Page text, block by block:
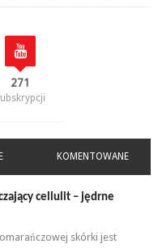
271
KOMENTOWANE
cellulit – jędrne
skórki jest